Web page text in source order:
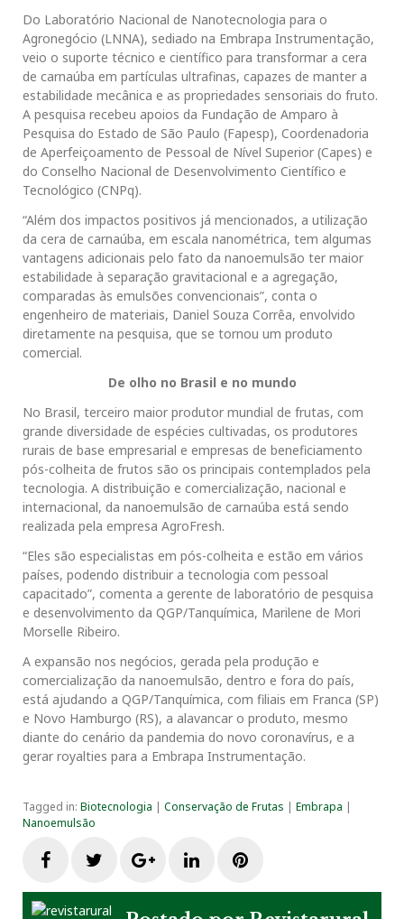
Do Laboratório Nacional de Nanotecnologia para o
Agronegócio (LNNA), sediado na Embrapa Instrumentação,
veio o suporte técnico e científico para transformar a cera
de carnaúba em partículas ultrafinas, capazes de manter a
estabilidade mecânica e as propriedades sensoriais do fruto.
A pesquisa recebeu apoios da Fundação de Amparo à
Pesquisa do Estado de São Paulo (Fapesp), Coordenadoria
de Aperfeiçoamento de Pessoal de Nível Superior (Capes) e
do Conselho Nacional de Desenvolvimento Científico e
Tecnológico (CNPq).
“Além dos impactos positivos já mencionados, a utilização
da cera de carnaúba, em escala nanométrica, tem algumas
vantagens adicionais pelo fato da nanoemulsão ter maior
estabilidade à separação gravitacional e a agregação,
comparadas às emulsões convencionais”, conta o
engenheiro de materiais, Daniel Souza Corrêa, envolvido
diretamente na pesquisa, que se tornou um produto
comercial.
De olho no Brasil e no mundo
No Brasil, terceiro maior produtor mundial de frutas, com
grande diversidade de espécies cultivadas, os produtores
rurais de base empresarial e empresas de beneficiamento
pós-colheita de frutos são os principais contemplados pela
tecnologia. A distribuição e comercialização, nacional e
internacional, da nanoemulsão de carnaúba está sendo
realizada pela empresa AgroFresh.
“Eles são especialistas em pós-colheita e estão em vários
países, podendo distribuir a tecnologia com pessoal
capacitado”, comenta a gerente de laboratório de pesquisa
e desenvolvimento da QGP/Tanquímica, Marilene de Mori
Morselle Ribeiro.
A expansão nos negócios, gerada pela produção e
comercialização da nanoemulsão, dentro e fora do país,
está ajudando a QGP/Tanquímica, com filiais em Franca (SP)
e Novo Hamburgo (RS), a alavancar o produto, mesmo
diante do cenário da pandemia do novo coronavírus, e a
gerar royalties para a Embrapa Instrumentação.
Tagged in: Biotecnologia | Conservação de Frutas | Embrapa |
Nanoemulsão
a
w
G
i